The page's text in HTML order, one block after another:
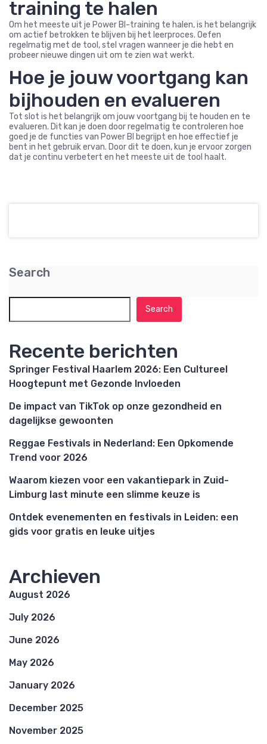
training te halen
Om het meeste uit je Power BI-training te halen, is het belangrijk
om actief betrokken te blijven bij het leerproces. Oefen
regelmatig met de tool, stel vragen wanneer je die hebt en
probeer nieuwe dingen uit om te zien wat werkt.
Hoe je jouw voortgang kan
bijhouden en evalueren
Tot slot is het belangrijk om jouw voortgang bij te houden en te
evalueren. Dit kan je doen door regelmatig te controleren hoe
goed je de functies van Power BI begrijpt en hoe effectief je
bent in het gebruik ervan. Door dit te doen, kun je ervoor zorgen
dat je continu verbetert en het meeste uit de tool haalt.
Search
Search
Recente berichten
Springer Festival Haarlem 2026: Een Cultureel
Hoogtepunt met Gezonde Invloeden
De impact van TikTok op onze gezondheid en
dagelijkse gewoonten
Reggae Festivals in Nederland: Een Opkomende
Trend voor 2026
Waarom kiezen voor een vakantiepark in Zuid-
Limburg last minute een slimme keuze is
Ontdek evenementen en festivals in Leiden: een
gids voor gratis en leuke uitjes
Archieven
August 2026
July 2026
June 2026
May 2026
January 2026
December 2025
November 2025